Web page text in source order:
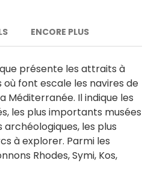
ENCORE PLUS
présente les attraits à
où font escale les navires de
Méditerranée. Il indique les
les plus importants musées
les plus
à explorer. Parmi les
Rhodes, Symi, Kos,